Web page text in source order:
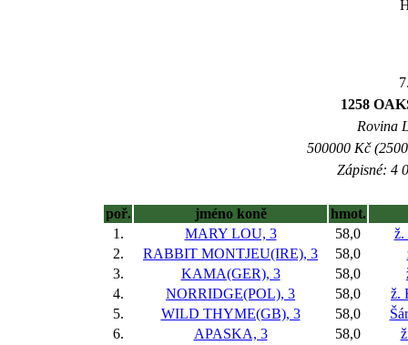
1258
Rovina
500000 Kč
Zápisné: 4
poř. jméno koně
hmot.
1.
MARY LOU, 3 58,0
ž.
2.
RABBIT MONTJEU(IRE), 3 58,0
3.
KAMA(GER), 3 58,0
4.
NORRIDGE(POL), 3 58,0
ž.
5.
WILD THYME(GB), 3 58,0
6.
APASKA, 3 58,0